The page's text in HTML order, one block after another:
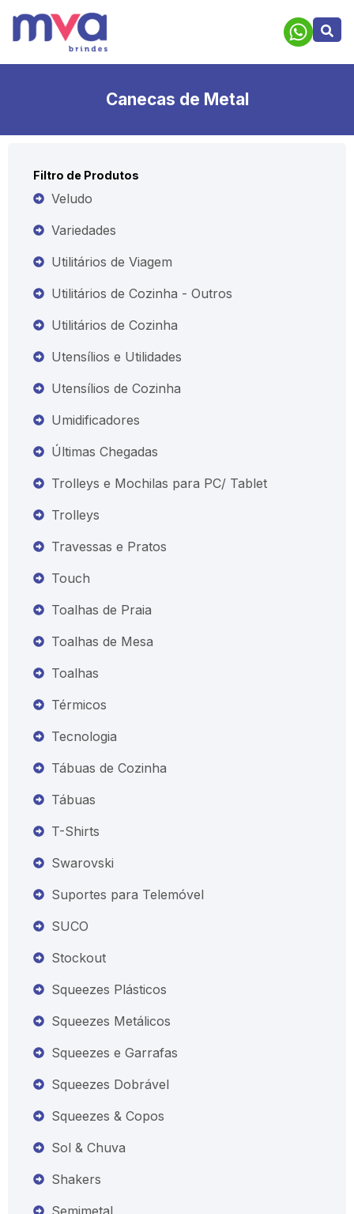
Canecas de Metal
Filtro de Produtos
Veludo
Variedades
Utilitários de Viagem
Utilitários de Cozinha - Outros
Utilitários de Cozinha
Utensílios e Utilidades
Utensílios de Cozinha
Umidificadores
Últimas Chegadas
Trolleys e Mochilas para PC/ Tablet
Trolleys
Travessas e Pratos
Touch
Toalhas de Praia
Toalhas de Mesa
Toalhas
Térmicos
Tecnologia
Tábuas de Cozinha
Tábuas
T-Shirts
Swarovski
Suportes para Telemóvel
SUCO
Stockout
Squeezes Plásticos
Squeezes Metálicos
Squeezes e Garrafas
Squeezes Dobrável
Squeezes & Copos
Sol & Chuva
Shakers
Semimetal